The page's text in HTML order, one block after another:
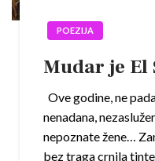
POEZIJA
Mudar je El
Ove godine, ne
nenadana,
nepoznate žene…
bez traga crnila